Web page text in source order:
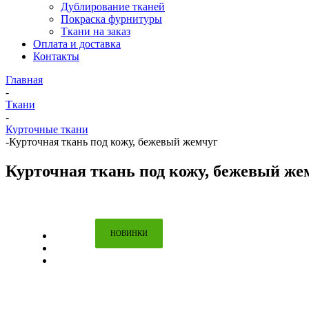
Дублирование тканей
Покраска фурнитуры
Ткани на заказ
Оплата и доставка
Контакты
Главная
-
Ткани
-
Курточные ткани
-Курточная ткань под кожу, бежевый жемчуг
Курточная ткань под кожу, бежевый
НОВИНКИ